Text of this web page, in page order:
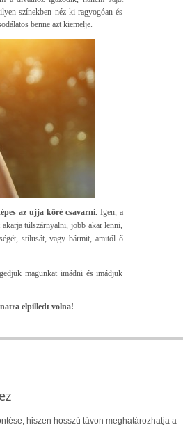
színekben néz ki ragyogóan és
benne azt kiemelje.
az ujja köré csavarni. Igen, a
túlszárnyalni, jobb akar lenni,
stílusát, vagy bármit, amitől ő
magunkat imádni és imádjuk
elpilledt volna!
hiszen hosszú távon meghatározhatja a